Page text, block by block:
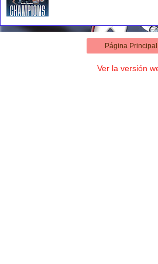
Página Principal
Ver la versión